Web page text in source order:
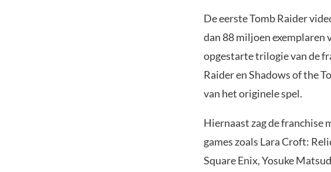
De eerste Tomb Raider
dan 88 miljoen exemplaren
opgestarte trilogie van de
Raider en Shadows of the
van het originele spel.
Hiernaast zag de franchise
games zoals Lara Croft:
Square Enix, Yosuke